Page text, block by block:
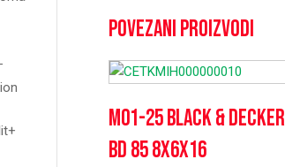
Povezani proizvodi
M01-25 BLACK & DECKER
BD 85 8X6X16